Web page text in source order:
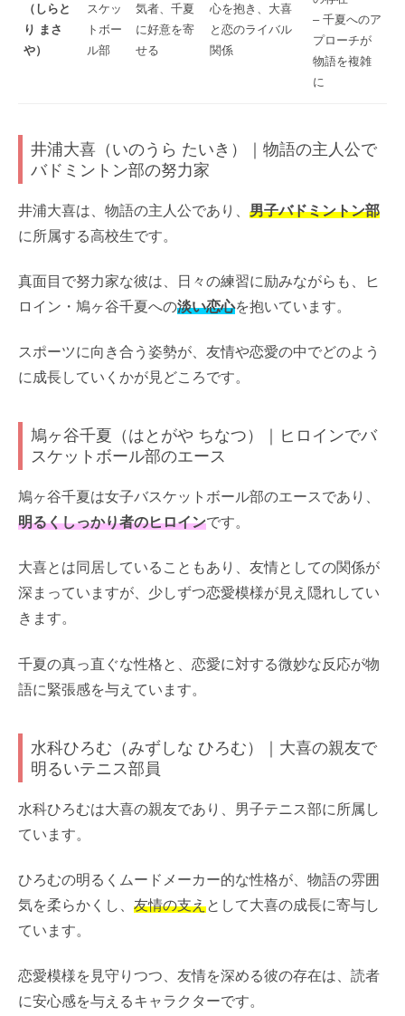
（しらと
り まさ
や）
スケッ
トボー
ル部
気者、千夏
に好意を寄
せる
心を抱き、大喜
と恋のライバル
関係
– 千夏へのア
プローチが
物語を複雑
に
井浦大喜（いのうら たいき）｜物語の主人公で
バドミントン部の努力家
井浦大喜は、物語の主人公であり、 男子バドミントン部
に所属する高校生です。
真面目で努力家な彼は、日々の練習に励みながらも、ヒ
ロイン・鳩ヶ谷千夏への淡い恋心を抱いています。
スポーツに向き合う姿勢が、友情や恋愛の中でどのよう
に成長していくかが見どころです。
鳩ヶ谷千夏（はとがや ちなつ）｜ヒロインでバ
スケットボール部のエース
鳩ヶ谷千夏は女子バスケットボール部のエースであり、
明るくしっかり者のヒロインです。
大喜とは同居していることもあり、友情としての関係が
深まっていますが、少しずつ恋愛模様が見え隠れしてい
きます。
千夏の真っ直ぐな性格と、恋愛に対する微妙な反応が物
語に緊張感を与えています。
水科ひろむ（みずしな ひろむ）｜大喜の親友で
明るいテニス部員
水科ひろむは大喜の親友であり、男子テニス部に所属し
ています。
ひろむの明るくムードメーカー的な性格が、物語の雰囲
気を柔らかくし、 友情の支えとして大喜の成長に寄与し
ています。
恋愛模様を見守りつつ、友情を深める彼の存在は、読者
に安心感を与えるキャラクターです。